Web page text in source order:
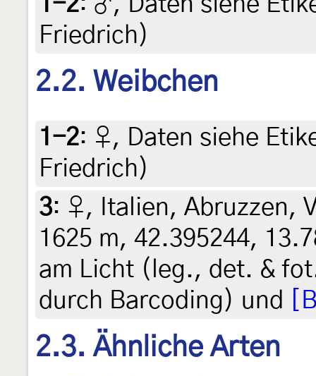
Friedrich)
2.2. Weibchen
1-2: ♀, Daten siehe
Friedrich)
3: ♀, Italien, Abruzzen,
1625 m, 42.395244,
am Licht (leg., det. &
durch Barcoding) und
2.3. Ähnliche Arten